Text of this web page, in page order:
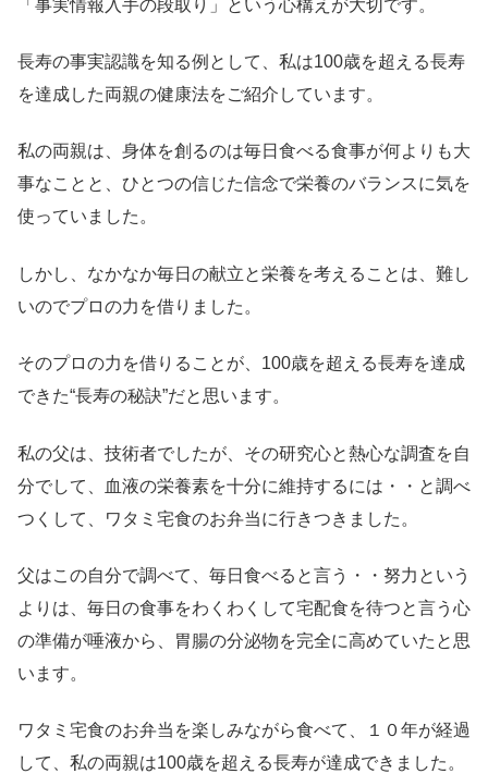
「事実情報入手の段取り」という心構えが大切です。
長寿の事実認識を知る例として、私は100歳を超える長寿
を達成した両親の健康法をご紹介しています。
私の両親は、身体を創るのは毎日食べる食事が何よりも大
事なことと、ひとつの信じた信念で栄養のバランスに気を
使っていました。
しかし、なかなか毎日の献立と栄養を考えることは、難し
いのでプロの力を借りました。
そのプロの力を借りることが、100歳を超える長寿を達成
できた“長寿の秘訣”だと思います。
私の父は、技術者でしたが、その研究心と熱心な調査を自
分でして、血液の栄養素を十分に維持するには・・と調べ
つくして、ワタミ宅食のお弁当に行きつきました。
父はこの自分で調べて、毎日食べると言う・・努力という
よりは、毎日の食事をわくわくして宅配食を待つと言う心
の準備が唾液から、胃腸の分泌物を完全に高めていたと思
います。
ワタミ宅食のお弁当を楽しみながら食べて、１０年が経過
して、私の両親は100歳を超える長寿が達成できました。